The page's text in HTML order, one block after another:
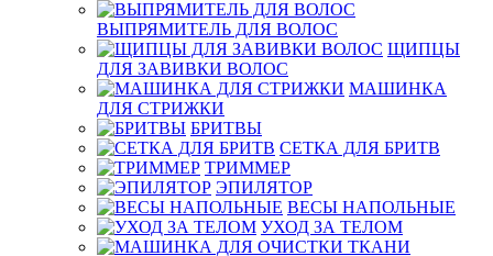
ВЫПРЯМИТЕЛЬ ДЛЯ ВОЛОС
ЩИПЦЫ
ДЛЯ ЗАВИВКИ ВОЛОС
МАШИНКА
ДЛЯ СТРИЖКИ
БРИТВЫ
СЕТКА ДЛЯ БРИТВ
ТРИММЕР
ЭПИЛЯТОР
ВЕСЫ НАПОЛЬНЫЕ
УХОД ЗА ТЕЛОМ